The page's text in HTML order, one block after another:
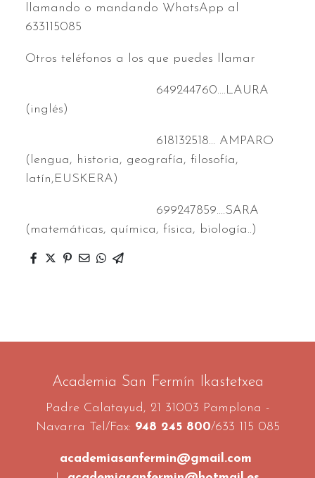
llamando o mandando WhatsApp al
633115085
Otros teléfonos a los que puedes llamar
649244760....LAURA
(inglés)
618132518... AMPARO
(lengua, historia, geografía, filosofía,
latín,EUSKERA)
699247859....SARA
(matemáticas, química, física, biología..)
Academia San Fermín Ikastetxea
Padre Calatayud, 21 31003 Pamplona -
Navarra Tel/Fax: 948 245 800/633 115 085
academiasanfermin@gmail.com